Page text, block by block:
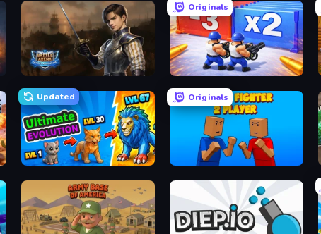
Battle Arena
Originals
Battle Brigade
Updated
Ultimate Evolution
Originals
Puppet Fighter 2 Player